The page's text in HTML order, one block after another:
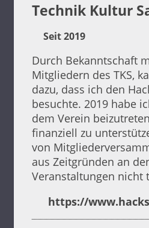
Technik Kultur
Seit 2019
Durch Bekanntschaft
Mitgliedern des TKS,
dazu, dass ich den
besuchte. 2019 habe
dem Verein
finanziell zu
von
aus Zeitgründen an
Veranstaltungen nicht
https://